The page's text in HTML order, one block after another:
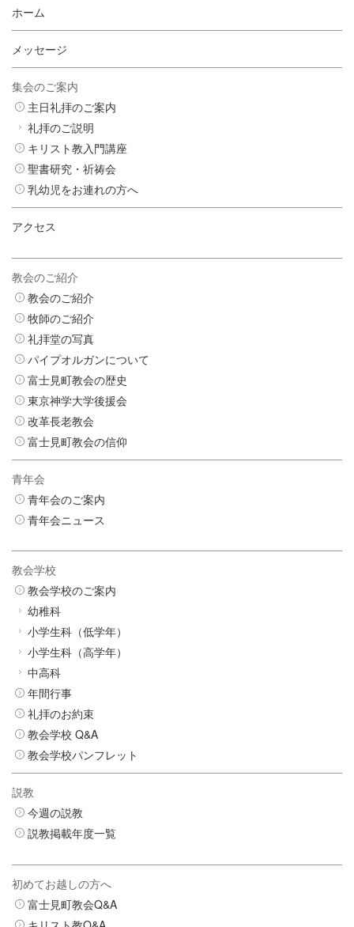
ホーム
メッセージ
集会のご案内
主日礼拝のご案内
礼拝のご説明
キリスト教入門講座
聖書研究・祈祷会
乳幼児をお連れの方へ
アクセス
教会のご紹介
教会のご紹介
牧師のご紹介
礼拝堂の写真
パイプオルガンについて
富士見町教会の歴史
東京神学大学後援会
改革長老教会
富士見町教会の信仰
青年会
青年会のご案内
青年会ニュース
教会学校
教会学校のご案内
幼稚科
小学生科（低学年）
小学生科（高学年）
中高科
年間行事
礼拝のお約束
教会学校 Q&A
教会学校パンフレット
説教
今週の説教
説教掲載年度一覧
初めてお越しの方へ
富士見町教会Q&A